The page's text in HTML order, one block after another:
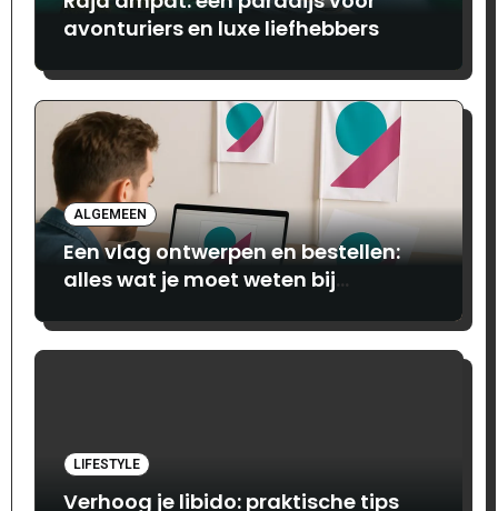
avonturiers en luxe liefhebbers
ALGEMEEN
Een vlag ontwerpen en bestellen:
alles wat je moet weten bij
LIFESTYLE
Verhoog je libido: praktische tips